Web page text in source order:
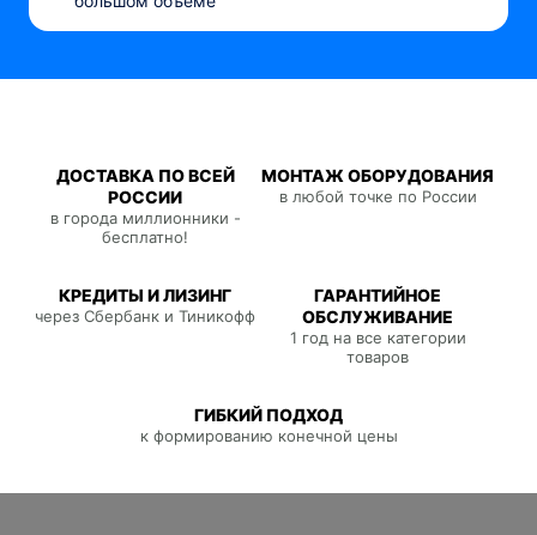
ДОСТАВКА ПО ВСЕЙ
РОССИИ
в города миллионники -
бесплатно!
МОНТАЖ ОБОРУДОВАНИЯ
в любой точке по России
КРЕДИТЫ И ЛИЗИНГ
через Сбербанк и Тиникофф
ГАРАНТИЙНОЕ
ОБСЛУЖИВАНИЕ
1 год на все категории
товаров
ГИБКИЙ ПОДХОД
к формированию конечной цены